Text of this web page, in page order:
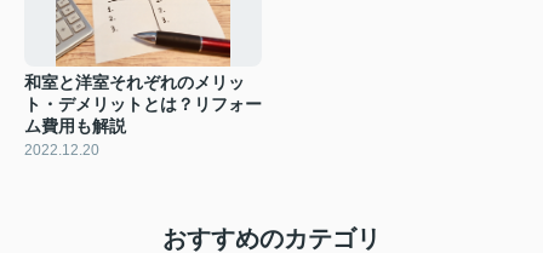
和室と洋室それぞれのメリッ
ト・デメリットとは？リフォー
ム費用も解説
2022.12.20
おすすめのカテゴリ